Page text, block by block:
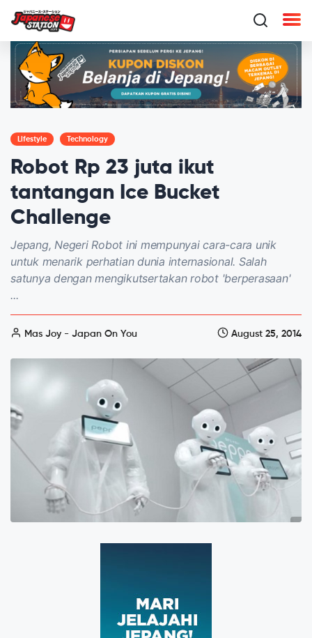
Lifestyle Technology
Robot Rp 23 juta ikut
tantangan Ice Bucket
Challenge
Jepang, Negeri Robot ini mempunyai cara-cara unik
untuk menarik perhatian dunia internasional. Salah
satunya dengan mengikutsertakan robot 'berperasaan'
...
Mas Joy - Japan On You August 25, 2014